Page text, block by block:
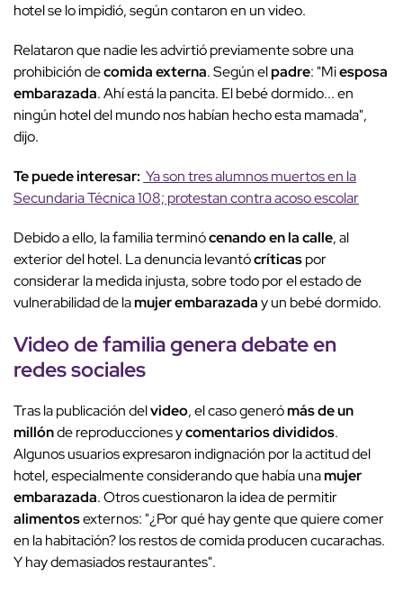
hotel se lo impidió, según contaron en un video.
Relataron que nadie les advirtió previamente sobre una
prohibición decomida externa. Según elpadre: "Miesposa
embarazada. Ahí está la pancita. El bebé dormido... en
ningún hotel del mundo nos habían hecho esta mamada",
dijo.
Te puede interesar: Ya son tres alumnos muertos en la
Secundaria Técnica 108; protestan contra acoso escolar
Debido a ello, la familia terminócenando en la calle, al
exterior del hotel. La denuncia levantócríticaspor
considerar la medida injusta, sobre todo por el estado de
vulnerabilidad de lamujer embarazaday un bebé dormido.
Video de familia genera debate en
redes sociales
Tras la publicación delvideo, el caso generómás de un
millónde reproducciones ycomentarios divididos.
Algunos usuarios expresaron indignación por la actitud del
hotel, especialmente considerando que había unamujer
embarazada. Otros cuestionaron la idea de permitir
alimentosexternos: "¿Por qué hay gente que quiere comer
en la habitación? los restos de comida producen cucarachas.
Y hay demasiados restaurantes".